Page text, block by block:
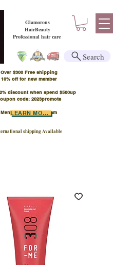
Glamorous
HairBeauty
Professional hair care
Over $300 Free shipping
​10% off for new member
discount when spend $500up
code: 2023promote
Member Points Program
shipping Available
LEARN MORE
Search